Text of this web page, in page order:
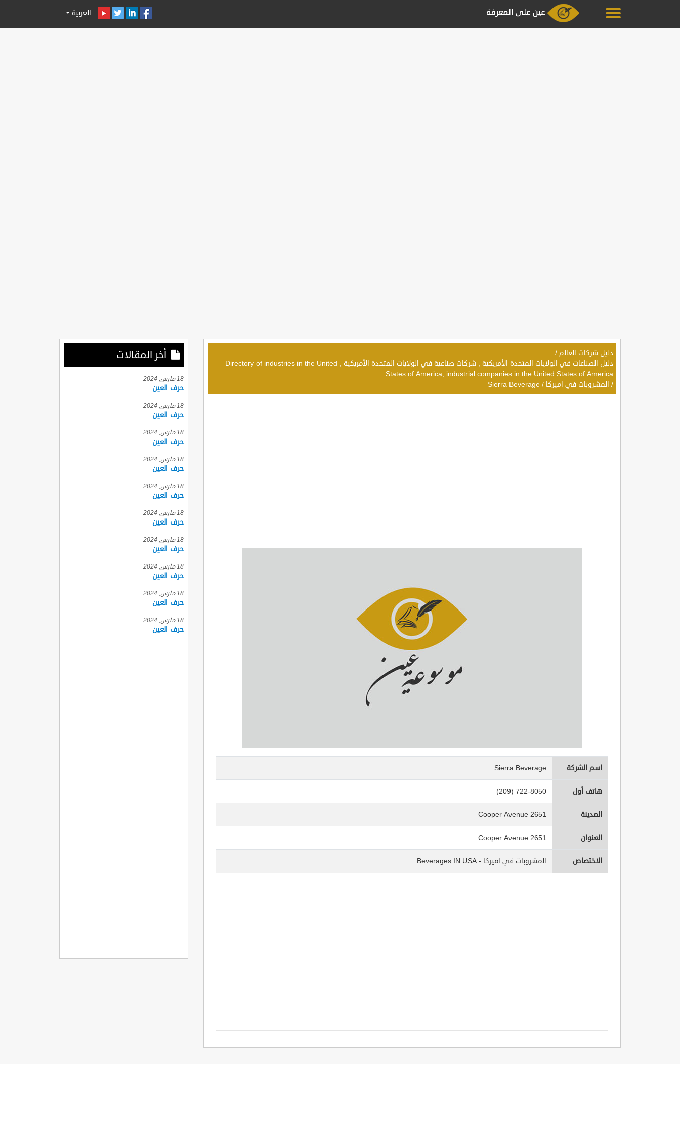
العربية
دليل شركات العالم /
دليل الصناعات في الولايات المتحدة الأمريكية , شركات صناعية في الولايات المتحدة الأمريكية , Directory of industries in the United
States of America, industrial companies in the United States of America
/ المشروبات في اميركا /
Sierra Beverage
اسم الشركة Sierra Beverage
هاتف أول (209) 722-8050
المدينة 2651 Cooper Avenue
العنوان 2651 Cooper Avenue
الاختصاص المشروبات في اميركا - Beverages IN USA
أخر المقالات
18 مارس, 2024
حرف العين
18 مارس, 2024
حرف العين
18 مارس, 2024
حرف العين
18 مارس, 2024
حرف العين
18 مارس, 2024
حرف العين
18 مارس, 2024
حرف العين
18 مارس, 2024
حرف العين
18 مارس, 2024
حرف العين
18 مارس, 2024
حرف العين
18 مارس, 2024
حرف العين